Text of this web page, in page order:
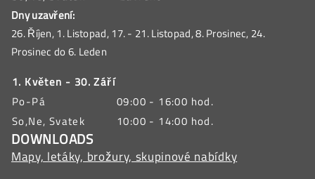
Dny uzavření:
26. Říjen, 1. Listopad, 17. - 21. Listopad, 8. Prosinec, 24.
Prosinec do 6. Leden
1. Květen - 30. Září
Po-Pá
09:00 - 16:00 hod.
So,Ne, Svatek
10:00 - 14:00 hod.
DOWNLOADS
Mapy, letáky, brožury, skupinové nabídky